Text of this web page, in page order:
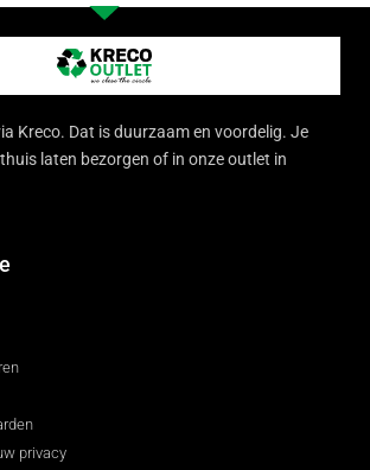
Kreco. Dat is duurzaam en voordelig. Je
laten bezorgen of in onze outlet in
privacy